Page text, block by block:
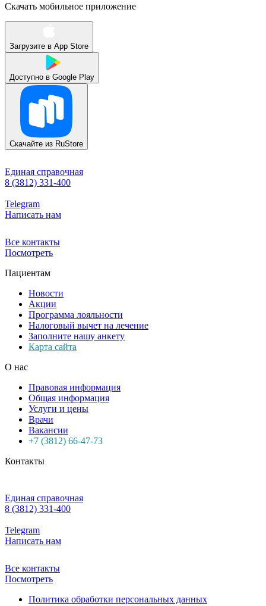
Скачать мобильное приложение
Загрузите в App Store
Доступно в Google Play
Скачайте из RuStore
Единая справочная
8 (3812) 331-400
Telegram
Написать нам
Все контакты
Посмотреть
Пациентам
Новости
Акции
Программа лояльности
Налоговый вычет на лечение
Заполните нашу анкету
Карта сайта
О нас
Правовая информация
Общая информация
Услуги и цены
Врачи
Вакансии
+7 (3812) 66-47-73
Контакты
Единая справочная
8 (3812) 331-400
Telegram
Написать нам
Все контакты
Посмотреть
Политика обработки персональных данных